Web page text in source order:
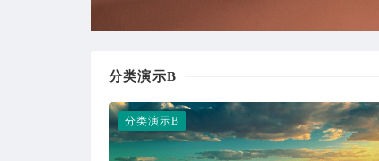
分类演示B
分类演示B